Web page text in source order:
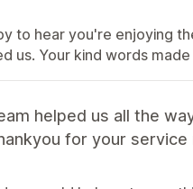
to hear you're enjoying
us. Your kind words
helped us all the
for your service